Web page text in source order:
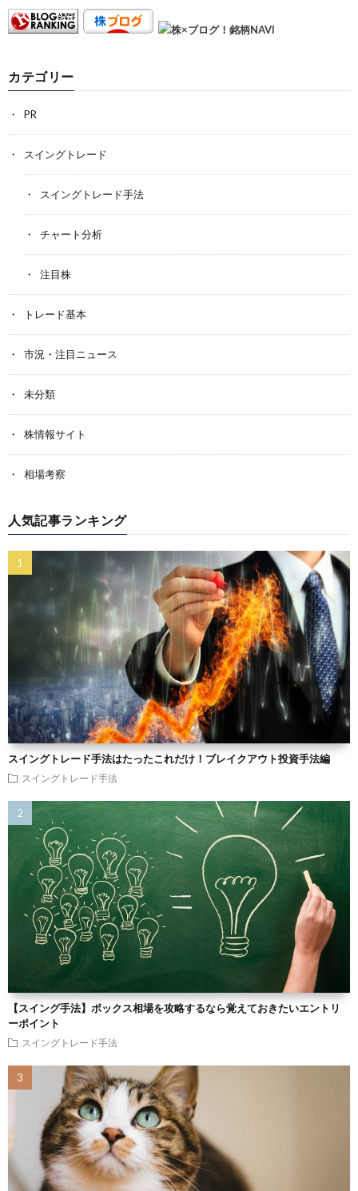
カテゴリー
PR
スイングトレード
スイングトレード手法
チャート分析
注目株
トレード基本
市況・注目ニュース
未分類
株情報サイト
相場考察
人気記事ランキング
スイングトレード手法はたったこれだけ！ブレイクアウト投資手法編
スイングトレード手法
【スイング手法】ボックス相場を攻略するなら覚えておきたいエントリ
ーポイント
スイングトレード手法